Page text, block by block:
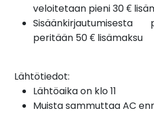
veloitetaan pieni 30 €
Sisäänkirjautumisesta
peritään 50 € lisämaksu
Lähtötiedot:
Lähtöaika on klo 11
Muista sammuttaa AC